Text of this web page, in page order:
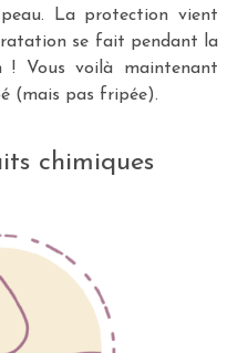
La protection vient
se fait pendant la
! Vous voilà maintenant
(mais pas fripée).
chimiques